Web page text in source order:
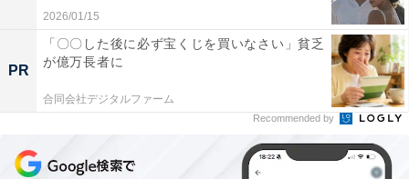
2026/01/15
PR
「〇〇した後に必ず宝くじを買いなさい」貧乏
が億万長者に
合同会社デジタルファーム
Recommended by